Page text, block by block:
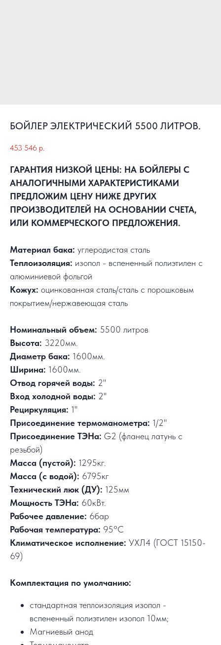
БОЙЛЕР ЭЛЕКТРИЧЕСКИЙ 5500 ЛИТРОВ.
453 546 р.
ГАРАНТИЯ НИЗКОЙ ЦЕНЫ: НА БОЙЛЕРЫ С
АНАЛОГИЧНЫМИ ХАРАКТЕРИСТИКАМИ
ПРЕДЛОЖИМ ЦЕНУ НИЖЕ ДРУГИХ
ПРОИЗВОДИТЕЛЕЙ НА ОСНОВАНИИ СЧЕТА,
ИЛИ КОММЕРЧЕСКОГО ПРЕДЛОЖЕНИЯ.
Материал бака: углеродистая сталь
Теплоизоляция: изопол - вспененный полиэтилен с
алюминиевой фольгой
Кожух: оцинкованная сталь/сталь с порошковым
покрытием/нержавеющая сталь
Номинальный объем: 5500 литров
Высота: 3220мм.
Диаметр бака: 1600мм.
Ширина: 1600мм.
Отвод горячей воды: 2"
Вход холодной воды: 2"
Рециркуляция: 1"
Присоединение термоманометра: 1/2"
Присоединение ТЭНа: G2 (фланец латунь с
резьбой)
Масса (пустой): 1295кг.
Масса (с водой): 6795кг
Технический люк (ДУ): 125мм
Мощность ТЭНа: 60кВт.
Рабочее давление: 6бар
Рабочая температура: 95°C
Климатическое исполнение: УХЛ4 (ГОСТ 15150-
69)
Комплектация по умолчанию:
стандартная теплоизоляция изопол -
вспененный полиэтилен изопол 10мм;
Магниевый анод